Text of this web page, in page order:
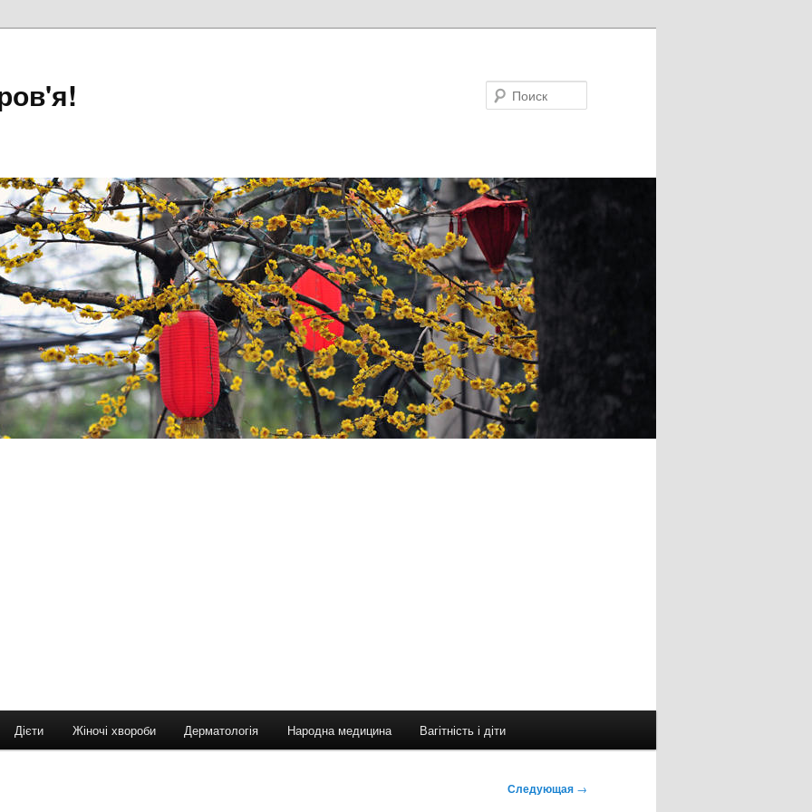
Дієти Жіночі хвороби Дерматологія Народна медицина Вагітність і діти
Следующая →